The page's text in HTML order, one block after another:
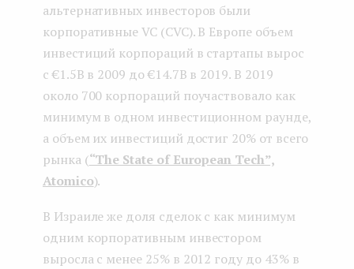
альтернативных инвесторов были
корпоративные VC (CVC). В Европе объем
инвестиций корпораций в стартапы вырос
с €1.5B в 2009 до €14.7B в 2019. В 2019
около 700 корпораций поучаствовало как
минимум в одном инвестиционном раунде,
а объем их инвестиций достиг 20% от всего
рынка (“The State of European Tech”,
Atomico).
В Израиле же доля сделок с как минимум
одним корпоративным инвестором
выросла с менее 25% в 2012 году до 43% в